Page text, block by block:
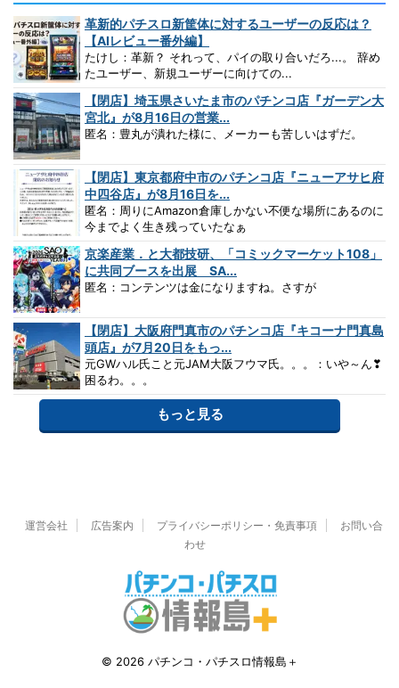
革新的パチスロ新筐体に対するユーザーの反応は？
【AIレビュー番外編】
たけし：革新？ それって、パイの取り合いだろ...。 辞め
たユーザー、新規ユーザーに向けての...
【閉店】埼玉県さいたま市のパチンコ店『ガーデン大
宮北』が8月16日の営業...
匿名：豊丸が潰れた様に、メーカーも苦しいはずだ。
【閉店】東京都府中市のパチンコ店『ニューアサヒ府
中四谷店』が8月16日を...
匿名：周りにAmazon倉庫しかない不便な場所にあるのに
今までよく生き残っていたなぁ
京楽産業．と大都技研、「コミックマーケット108」
に共同ブースを出展 SA...
匿名：コンテンツは金になりますね。さすが
【閉店】大阪府門真市のパチンコ店『キコーナ門真島
頭店』が7月20日をもっ...
元GWハル氏こと元JAM大阪フウマ氏。。。：いや～ん❣
困るわ。。。
もっと見る
運営会社 広告案内 プライバシーポリシー・免責事項
お問い合
わせ
© 2026 パチンコ・パチスロ情報島＋